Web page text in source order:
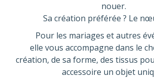
nouer.
Sa création préférée ? Le
Pour les mariages et autres
elle vous accompagne dans le
création, de sa forme, des tissus
accessoire un objet